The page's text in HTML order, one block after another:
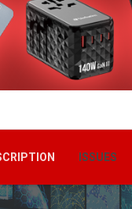
ISSUES